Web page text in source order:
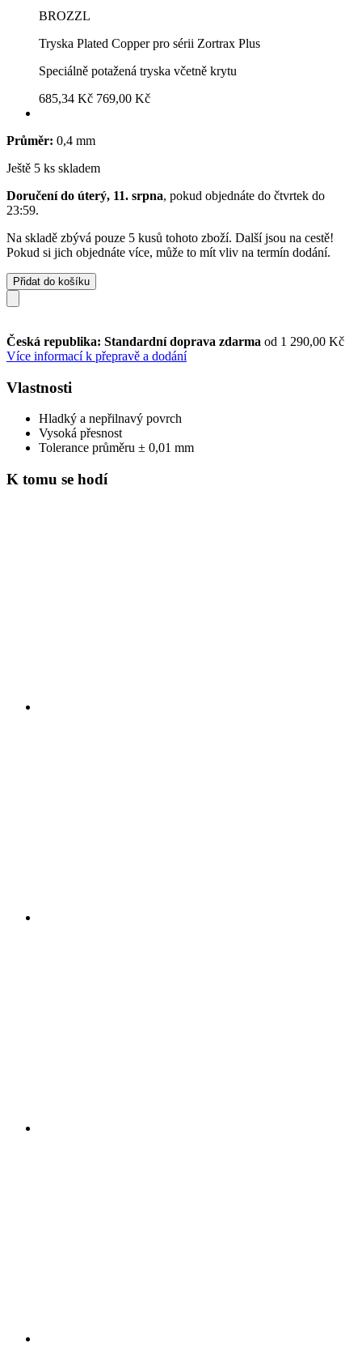
BROZZL
Tryska Plated Copper pro sérii Zortrax Plus
Speciálně potažená tryska včetně krytu
685,34 Kč 769,00 Kč
Průměr: 0,4 mm
Ještě 5 ks skladem
Doručení do úterý, 11. srpna, pokud objednáte do čtvrtek do
23:59.
Na skladě zbývá pouze 5 kusů tohoto zboží. Další jsou na cestě!
Pokud si jich objednáte více, může to mít vliv na termín dodání.
Přidat do košíku
Česká republika: Standardní doprava zdarma od 1 290,00 Kč
Více informací k přepravě a dodání
Vlastnosti
Hladký a nepřilnavý povrch
Vysoká přesnost
Tolerance průměru ± 0,01 mm
K tomu se hodí